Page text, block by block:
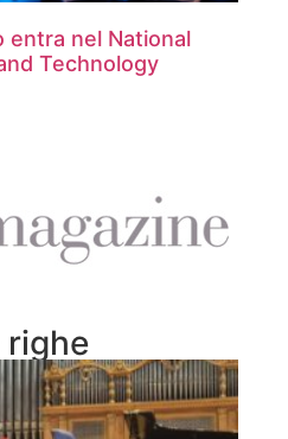
entra nel National
Technology
righe